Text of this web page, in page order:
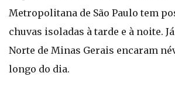
Metropolitana de São Paulo tem
chuvas isoladas à tarde e à noite.
Norte de Minas Gerais encaram
longo do dia.